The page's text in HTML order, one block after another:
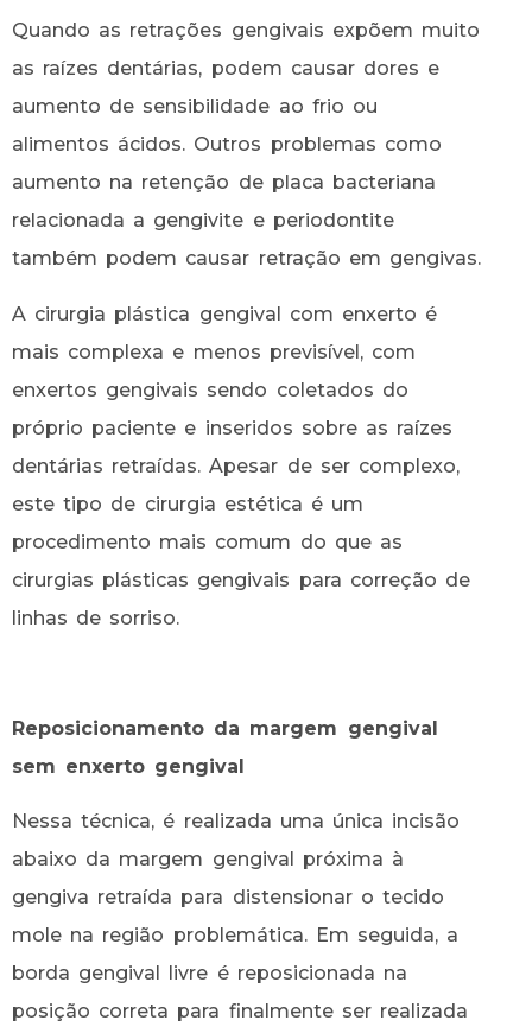
Quando as retrações gengivais expõem muito
as raízes dentárias, podem causar dores e
aumento de sensibilidade ao frio ou
alimentos ácidos. Outros problemas como
aumento na retenção de placa bacteriana
relacionada a gengivite e periodontite
também podem causar retração em gengivas.
A cirurgia plástica gengival com enxerto é
mais complexa e menos previsível, com
enxertos gengivais sendo coletados do
próprio paciente e inseridos sobre as raízes
dentárias retraídas. Apesar de ser complexo,
este tipo de cirurgia estética é um
procedimento mais comum do que as
cirurgias plásticas gengivais para correção de
linhas de sorriso.
Reposicionamento da margem gengival
sem enxerto gengival
Nessa técnica, é realizada uma única incisão
abaixo da margem gengival próxima à
gengiva retraída para distensionar o tecido
mole na região problemática. Em seguida, a
borda gengival livre é reposicionada na
posição correta para finalmente ser realizada